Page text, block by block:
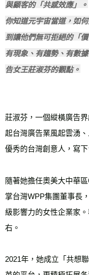
與顧客的「共感效應」。
你知道元宇宙當道，如
到讓他們無可拒絕的「
有現象、有趨勢、有數
告女王莊淑芬的觀點。
莊淑芬，一個縱橫廣告
起台灣廣告業風起雲湧
優秀的台灣創意人，寫
隨著她擔任奧美大中華
掌台灣WPP集團董事長
級影響力的女性企業家
右。
2021年，她成立「共想